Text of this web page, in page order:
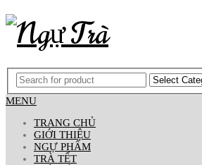
MENU
TRANG CHỦ
GIỚI THIỆU
NGỰ PHẨM
TRÀ TẾT